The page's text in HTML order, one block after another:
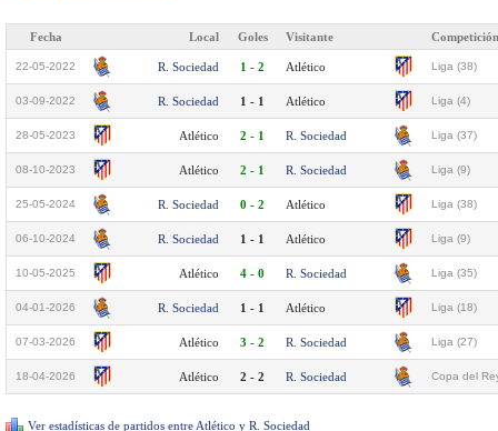
Fecha Local Goles Visitante Competición
22-05-2022 R. Sociedad 1 - 2 Atlético Liga (38)
03-09-2022 R. Sociedad 1 - 1 Atlético Liga (4)
28-05-2023 Atlético 2 - 1 R. Sociedad Liga (37)
08-10-2023 Atlético 2 - 1 R. Sociedad Liga (9)
25-05-2024 R. Sociedad 0 - 2 Atlético Liga (38)
06-10-2024 R. Sociedad 1 - 1 Atlético Liga (9)
10-05-2025 Atlético 4 - 0 R. Sociedad Liga (35)
04-01-2026 R. Sociedad 1 - 1 Atlético Liga (18)
07-03-2026 Atlético 3 - 2 R. Sociedad Liga (27)
18-04-2026 Atlético 2 - 2 R. Sociedad Copa del
Ver estadísticas de partidos entre Atlético y R. Sociedad